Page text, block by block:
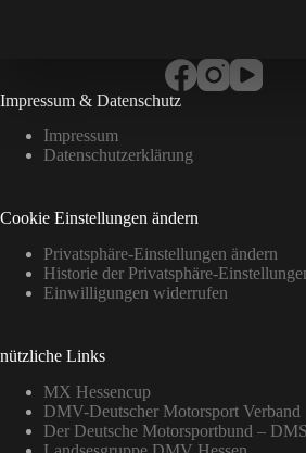
Impressum & Datenschutz
Impressum
Datenschutzerklärung
Cookie Einstellungen ändern
Privatsphäre-Einstellungen ändern
Historie der Privatsphäre-
Einwilligungen widerrufen
nützliche Links
MX Hessencup
DMV-Deutscher Motorsport Verband
Der Deutsche Motorsportbund –